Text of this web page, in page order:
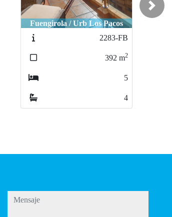
Fuengirola / Castillo Sohail 2ª
línea de playa
2473-FB
134m2
3
2
Next
mensaje